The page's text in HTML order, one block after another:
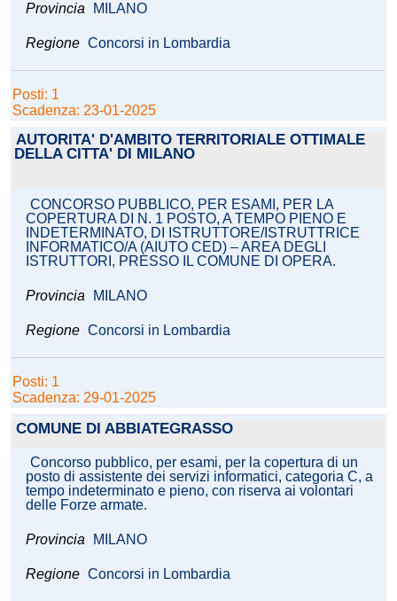
Provincia MILANO
Regione Concorsi in Lombardia
Posti: 1
Scadenza: 23-01-2025
AUTORITA' D'AMBITO TERRITORIALE OTTIMALE
DELLA CITTA' DI MILANO
CONCORSO PUBBLICO, PER ESAMI, PER LA
COPERTURA DI N. 1 POSTO, A TEMPO PIENO E
INDETERMINATO, DI ISTRUTTORE/ISTRUTTRICE
INFORMATICO/A (AIUTO CED) – AREA DEGLI
ISTRUTTORI, PRESSO IL COMUNE DI OPERA.
Provincia MILANO
Regione Concorsi in Lombardia
Posti: 1
Scadenza: 29-01-2025
COMUNE DI ABBIATEGRASSO
Concorso pubblico, per esami, per la copertura di un
posto di assistente dei servizi informatici, categoria C, a
tempo indeterminato e pieno, con riserva ai volontari
delle Forze armate.
Provincia MILANO
Regione Concorsi in Lombardia